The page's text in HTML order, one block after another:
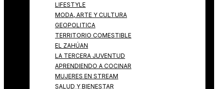
LIFESTYLE
MODA, ARTE Y CULTURA
GEOPOLITICA
TERRITORIO COMESTIBLE
EL ZAHÚAN
LA TERCERA JUVENTUD
APRENDIENDO A COCINAR
MUJERES EN STREAM
SALUD Y BIENESTAR